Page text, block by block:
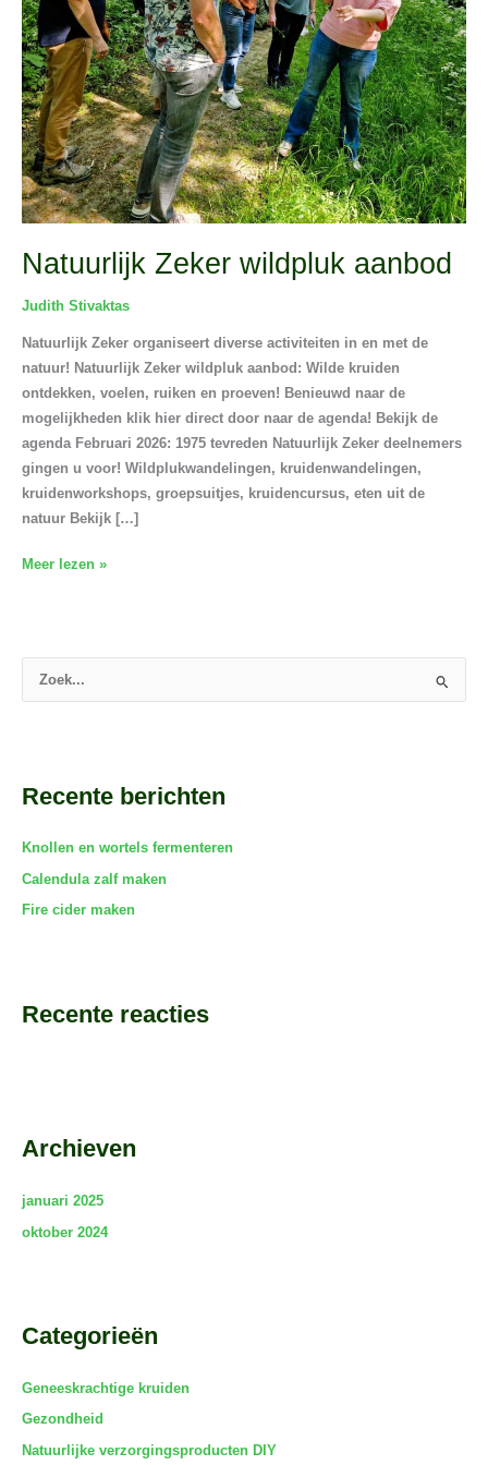
Natuurlijk Zeker wildpluk aanbod
Judith Stivaktas
Natuurlijk Zeker organiseert diverse activiteiten in en met de
natuur! Natuurlijk Zeker wildpluk aanbod: Wilde kruiden
ontdekken, voelen, ruiken en proeven! Benieuwd naar de
mogelijkheden klik hier direct door naar de agenda! Bekijk de
agenda Februari 2026: 1975 tevreden Natuurlijk Zeker deelnemers
gingen u voor! Wildplukwandelingen, kruidenwandelingen,
kruidenworkshops, groepsuitjes, kruidencursus, eten uit de
natuur Bekijk […]
Meer lezen »
n
a
r
:
Recente berichten
Knollen en wortels fermenteren
Calendula zalf maken
Fire cider maken
Recente reacties
Archieven
januari 2025
oktober 2024
Categorieën
Geneeskrachtige kruiden
Gezondheid
Natuurlijke verzorgingsproducten DIY